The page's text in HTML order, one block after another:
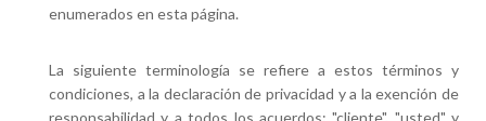
enumerados en esta página.
La siguiente terminología se refiere a estos términos y
condiciones, a la declaración de privacidad y a la exención de
responsabilidad y a todos los acuerdos: "cliente", "usted" y